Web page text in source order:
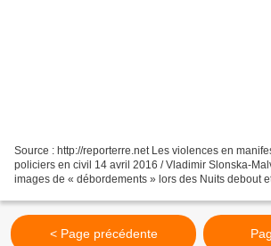
Source : http://reporterre.net Les violences en
policiers en civil 14 avril 2016 / Vladimir Slonska-
images de « débordements » lors des Nuits debout
< Page précédente